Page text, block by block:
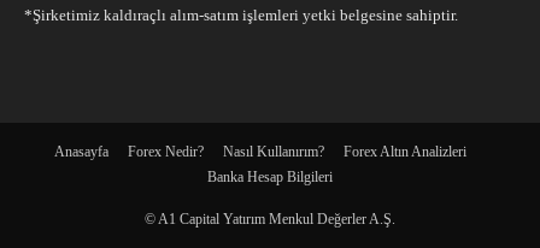
*Şirketimiz kaldıraçlı alım-satım işlemleri yetki belgesine sahiptir.
Anasayfa Forex Nedir? Nasıl Kullanırım?
Forex Altın Analizleri
Banka Hesap Bilgileri
© A1 Capital Yatırım Menkul Değerler A.Ş.